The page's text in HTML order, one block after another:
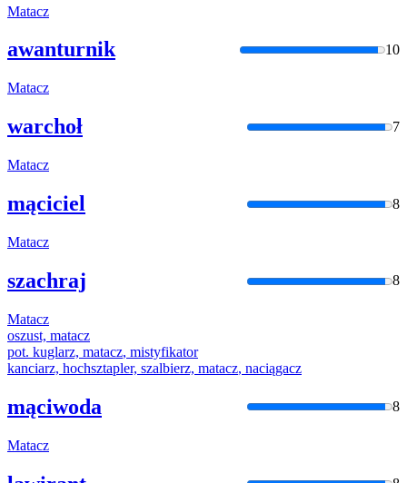
Matacz
awanturnik 10
Matacz
warchoł 7
Matacz
mąciciel 8
Matacz
szachraj 8
Matacz
oszust, matacz
pot. kuglarz, matacz, mistyfikator
kanciarz, hochsztapler, szalbierz, matacz, naciągacz
mąciwoda 8
Matacz